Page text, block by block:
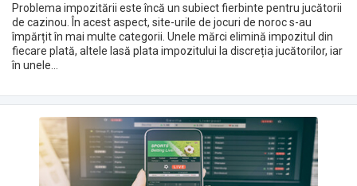
2 years, 2 months ago 1807
Problema impozitării este încă un subiect fierbinte pentru jucătorii
de cazinou. În acest aspect, site-urile de jocuri de noroc s-au
împărțit în mai multe categorii. Unele mărci elimină impozitul din
fiecare plată, altele lasă plata impozitului la discreția jucătorilor, iar
în unele…